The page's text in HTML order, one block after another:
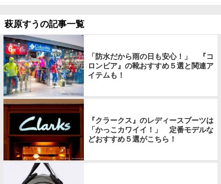
萩原すうの記事一覧
「防水だから雨の日も安心！」 『コ
ロンビア』の靴おすすめ５選と関連ア
イテムも！
『クラークス』のレディースブーツは
「かっこカワイイ！」 定番モデルな
どおすすめ５選がこちら！